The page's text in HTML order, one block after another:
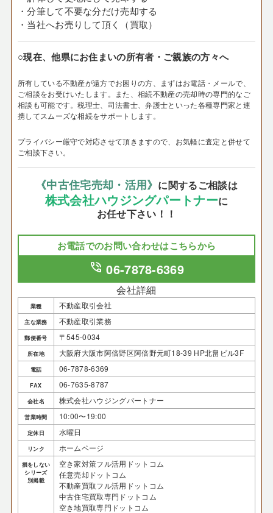
・分筆して不要な分だけ売却する
・当社へお売りして頂く（買取）
○現在、他県にお住まいの所有者・ご親族の方々へ
所有している不動産が遠方でお困りの方、まずはお電話・メールで、
ご相談をお受けいたします。 また、相続不動産の売却時の専門的なご
相談も可能です。税理士、司法書士、弁護士といった各種専門家と連
携してスムーズな相続をサポートします。
プライバシー厳守で対応させて頂きますので、お気軽に査定と併せて
ご相談下さい。
《中古住宅売却・活用》 に関するご相談は
株式会社ハウジングパートナーに
お任せ下さい！！
お電話でのお問い合わせはこちらから
phone_in_talk 06-7878-6369
会社詳細
業種 不動産取引会社
主な業務 不動産取引業務
郵便番号 〒545-0034
所在地 大阪府大阪市阿倍野区阿倍野元町18-39 HP北畠ビル3F
電話 06-7878-6369
FAX 06-7635-8787
会社名 株式会社ハウジングパートナー
営業時間 10:00〜19:00
定休日 水曜日
リンク ホームページ
損をしない
シリーズ
別掲載
空き家対策フル活用ドットコム
任意売却ドットコム
不動産買取フル活用ドットコム
中古住宅買取専門ドットコム
空き地買取専門ドットコム